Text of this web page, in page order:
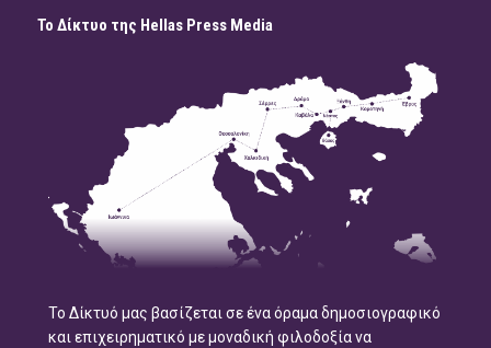
Το Δίκτυο της Hellas Press Media
Το Δίκτυό μας βασίζεται σε ένα όραμα δημοσιογραφικό
και επιχειρηματικό με μοναδική φιλοδοξία να